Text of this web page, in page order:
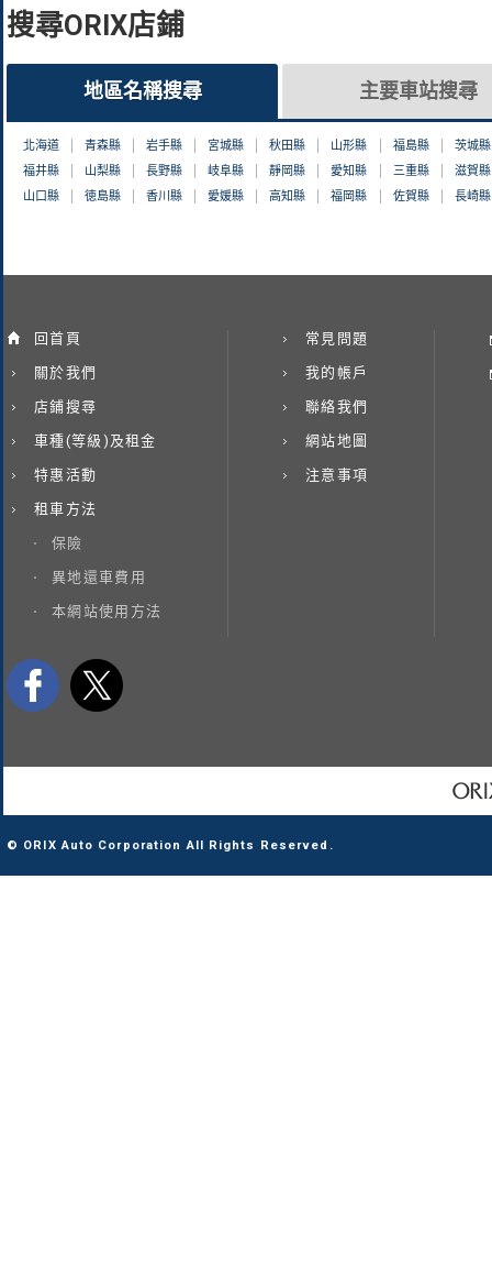
搜尋ORIX店鋪
地區名稱搜尋 主要車站搜尋
北海道 青森縣 岩手縣 宮城縣 秋田縣 山形縣 福島縣
茨城縣
福井縣
山梨縣 長野縣 岐阜縣 靜岡縣 愛知縣 三重縣
滋賀縣
山口縣
徳島縣 香川縣 愛媛縣 高知縣 福岡縣 佐賀縣 長崎縣
回首頁
關於我們
店鋪搜尋
車種(等級)及租金
特惠活動
租車方法
保險
異地還車費用
本網站使用方法
常見問題
我的帳戶
聯絡我們
網站地圖
注意事項
© ORIX Auto Corporation All Rights Reserved.